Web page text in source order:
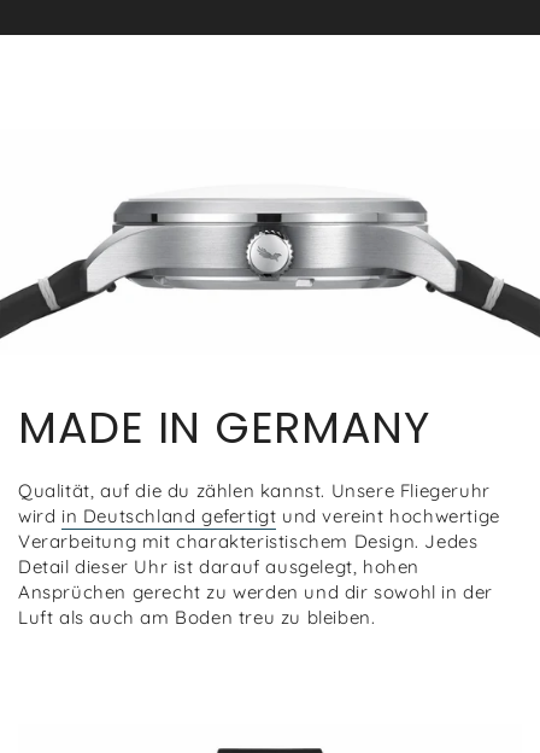
MADE IN GERMANY
Qualität, auf die du zählen kannst. Unsere Fliegeruhr
wird in Deutschland gefertigt und vereint hochwertige
Verarbeitung mit charakteristischem Design. Jedes
Detail dieser Uhr ist darauf ausgelegt, hohen
Ansprüchen gerecht zu werden und dir sowohl in der
Luft als auch am Boden treu zu bleiben.